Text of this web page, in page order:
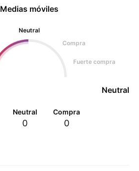
Medias móviles
Neutral
Compra
Fuerte compra
Neutral
Neutral
0
Compra
0